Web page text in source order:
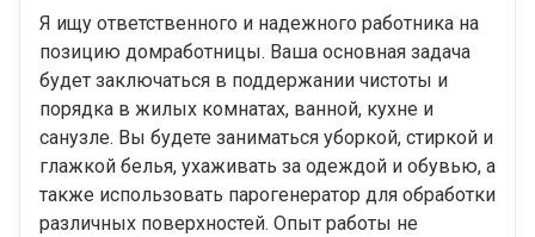
Я ищу ответственного и надежного работника на
позицию домработницы. Ваша основная задача
будет заключаться в поддержании чистоты и
порядка в жилых комнатах, ванной, кухне и
санузле. Вы будете заниматься уборкой, стиркой и
глажкой белья, ухаживать за одеждой и обувью, а
также использовать парогенератор для обработки
различных поверхностей. Опыт работы не